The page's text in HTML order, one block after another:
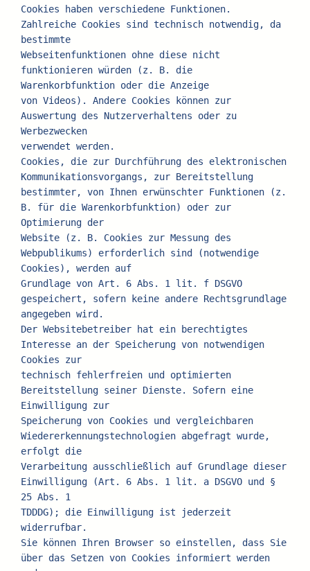
Cookies haben verschiedene Funktionen.
Zahlreiche Cookies sind technisch notwendig, da
bestimmte
Webseitenfunktionen ohne diese nicht
funktionieren würden (z. B. die
Warenkorbfunktion oder die Anzeige
von Videos). Andere Cookies können zur
Auswertung des Nutzerverhaltens oder zu
Werbezwecken
verwendet werden.
Cookies, die zur Durchführung des elektronischen
Kommunikationsvorgangs, zur Bereitstellung
bestimmter, von Ihnen erwünschter Funktionen (z.
B. für die Warenkorbfunktion) oder zur
Optimierung der
Website (z. B. Cookies zur Messung des
Webpublikums) erforderlich sind (notwendige
Cookies), werden auf
Grundlage von Art. 6 Abs. 1 lit. f DSGVO
gespeichert, sofern keine andere Rechtsgrundlage
angegeben wird.
Der Websitebetreiber hat ein berechtigtes
Interesse an der Speicherung von notwendigen
Cookies zur
technisch fehlerfreien und optimierten
Bereitstellung seiner Dienste. Sofern eine
Einwilligung zur
Speicherung von Cookies und vergleichbaren
Wiedererkennungstechnologien abgefragt wurde,
erfolgt die
Verarbeitung ausschließlich auf Grundlage dieser
Einwilligung (Art. 6 Abs. 1 lit. a DSGVO und §
25 Abs. 1
TDDDG); die Einwilligung ist jederzeit
widerrufbar.
Sie können Ihren Browser so einstellen, dass Sie
über das Setzen von Cookies informiert werden